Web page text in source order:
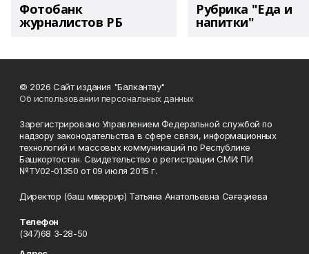
Фотобанк
журналистов РБ
Рубрика "Еда и
напитки"
© 2026 Сайт издания "Балкантау"
Об использовании персональных данных
Зарегистрировано Управлением Федеральной службой по
надзору законодательства в сфере связи, информационных
технологий и массовых коммуникаций по Республике
Башкортостан. Свидетельство о регистрации СМИ: ПИ
№ТУ02-01350 от 09 июля 2015 г.
Директор (баш мөхәррир) Татьяна Анатольевна Сәғәҙиева
Телефон
(347)68 3-28-50